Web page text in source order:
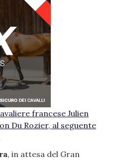
francese Julien
Du Rozier, al seguente
, in attesa del Gran